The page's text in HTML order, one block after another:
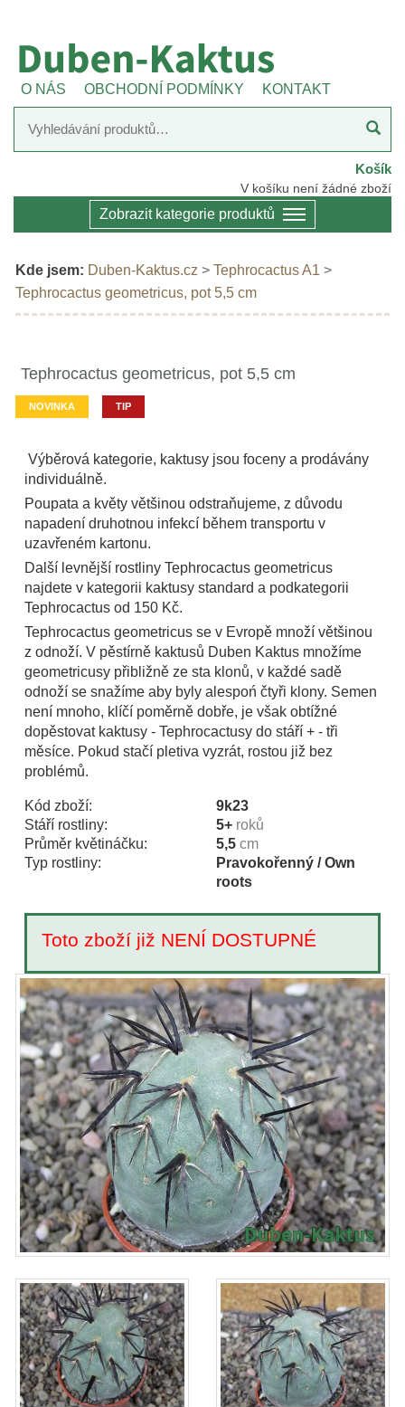
O NÁS OBCHODNÍ PODMÍNKY KONTAKT
Košík
V košíku není žádné zboží
Zobrazit kategorie produktů
Kde jsem: Duben-Kaktus.cz > Tephrocactus A1 >
Tephrocactus geometricus, pot 5,5 cm
Tephrocactus geometricus, pot 5,5 cm
NOVINKA TIP
Výběrová kategorie, kaktusy jsou foceny a prodávány
individuálně.
Poupata a květy většinou odstraňujeme, z důvodu
napadení druhotnou infekcí během transportu v
uzavřeném kartonu.
Další levnější rostliny Tephrocactus geometricus
najdete v kategorii kaktusy standard a podkategorii
Tephrocactus od 150 Kč.
Tephrocactus geometricus se v Evropě množí většinou
z odnoží. V pěstírně kaktusů Duben Kaktus množíme
geometricusy přibližně ze sta klonů, v každé sadě
odnoží se snažíme aby byly alespoń čtyři klony. Semen
není mnoho, klíčí poměrně dobře, je však obtížné
dopěstovat kaktusy - Tephrocactusy do stáří + - tři
měsíce. Pokud stačí pletiva vyzrát, rostou již bez
problémů.
Kód zboží:
9k23
Stáří rostliny:
5+ roků
Průměr květináčku:
5,5 cm
Typ rostliny:
Pravokořenný / Own
roots
Toto zboží již NENÍ DOSTUPNÉ